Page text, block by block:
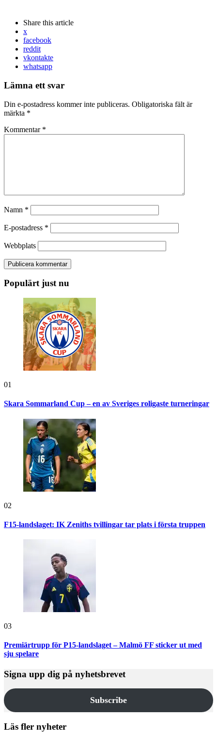
Share this article
x
facebook
reddit
vkontakte
whatsapp
Lämna ett svar
Din e-postadress kommer inte publiceras. Obligatoriska fält är
märkta *
Kommentar *
Namn *
E-postadress *
Webbplats
Populärt just nu
01
Skara Sommarland Cup – en av Sveriges roligaste turneringar
02
F15-landslaget: IK Zeniths tvillingar tar plats i första truppen
03
Premiärtrupp för P15-landslaget – Malmö FF sticker ut med
sju spelare
Signa upp dig på nyhetsbrevet
Subscribe
Läs fler nyheter